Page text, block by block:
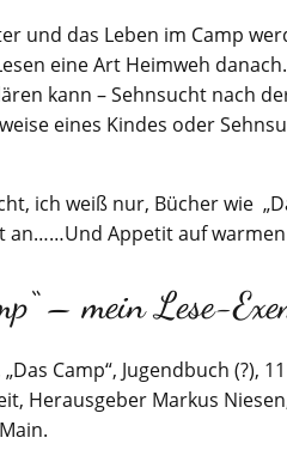
und das Leben im Camp
eine Art Heimweh
kann – Sehnsucht nach
eines Kindes oder
ich weiß nur, Bücher wie
an……Und Appetit auf
– mein Lese-
Camp“, Jugendbuch (?),
Herausgeber Markus